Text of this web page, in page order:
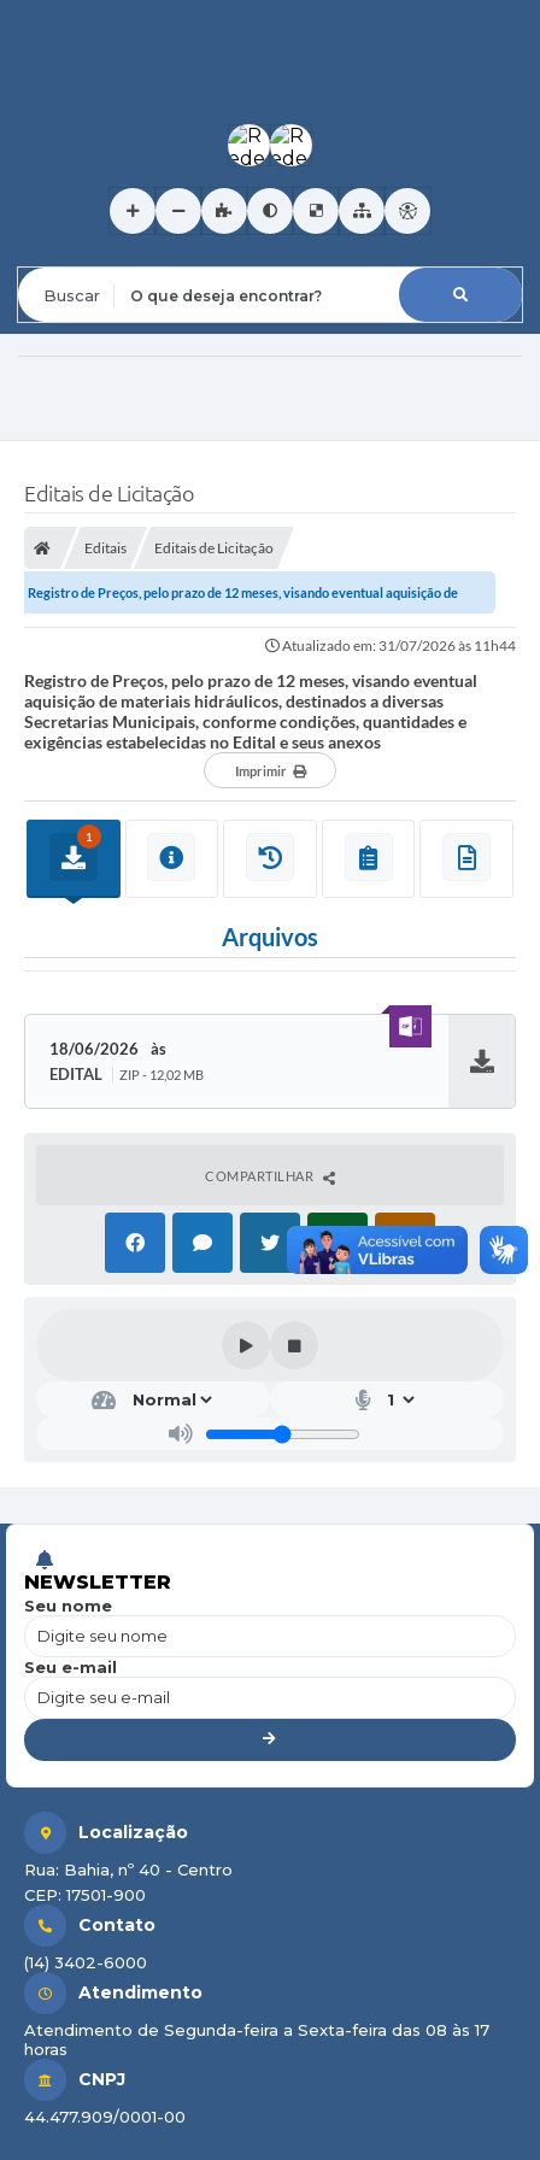
Editais de Licitação
Editais Editais de Licitação
Registro de Preços, pelo prazo de 12 meses, visando eventual aquisição de
Atualizado em: 31/07/2026 às 11h44
Registro de Preços, pelo prazo de 12 meses, visando eventual
aquisição de materiais hidráulicos, destinados a diversas
Secretarias Municipais, conforme condições, quantidades e
exigências estabelecidas no Edital e seus anexos
Imprimir
1
Arquivos
18/06/2026
EDITAL
ZIP - 12,02 MB
COMPARTILHAR
NEWSLETTER
Seu nome
Seu e-mail
Localização
Rua: Bahia, nº 40 - Centro
CEP: 17501-900
Contato
(14) 3402-6000
Atendimento
Atendimento de Segunda-feira a Sexta-feira das 08 às 17
horas
CNPJ
44.477.909/0001-00